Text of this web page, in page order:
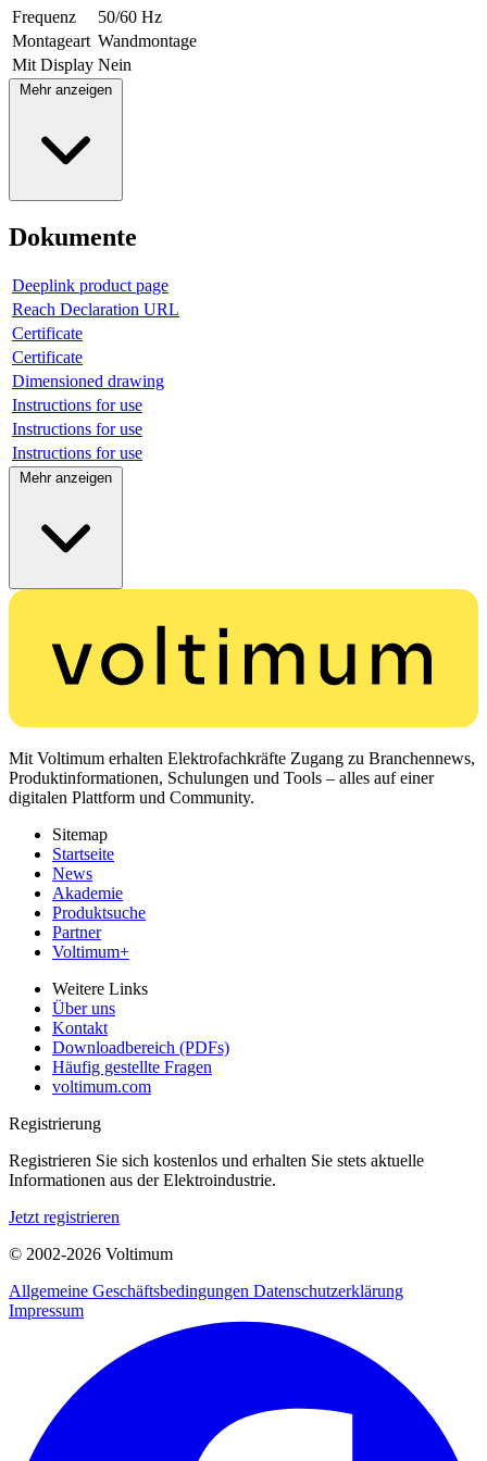
Frequenz
50/60 Hz
Montageart Wandmontage
Mit Display Nein
Mehr anzeigen
Dokumente
Deeplink product page
Reach Declaration URL
Certificate
Certificate
Dimensioned drawing
Instructions for use
Instructions for use
Instructions for use
Mehr anzeigen
Mit Voltimum erhalten Elektrofachkräfte Zugang zu Branchennews,
Produktinformationen, Schulungen und Tools – alles auf einer
digitalen Plattform und Community.
Sitemap
Startseite
News
Akademie
Produktsuche
Partner
Voltimum+
Weitere Links
Über uns
Kontakt
Downloadbereich (PDFs)
Häufig gestellte Fragen
voltimum.com
Registrierung
Registrieren Sie sich kostenlos und erhalten Sie stets aktuelle
Informationen aus der Elektroindustrie.
Jetzt registrieren
© 2002-2026 Voltimum
Allgemeine Geschäftsbedingungen Datenschutzerklärung
Impressum